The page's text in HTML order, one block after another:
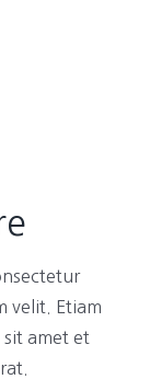
velit. Etiam
amet et